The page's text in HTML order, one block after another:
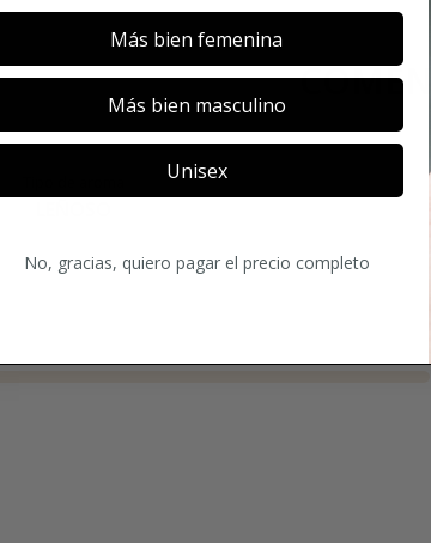
Más bien femenina
Más bien masculino
Unisex
No, gracias, quiero pagar el precio completo